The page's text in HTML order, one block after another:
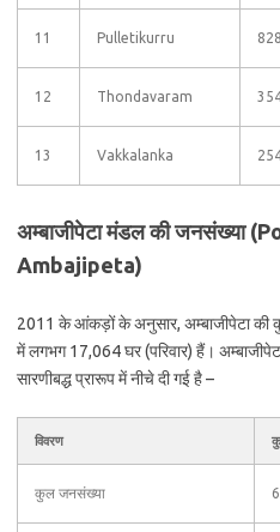
11 Pulletikurru 828
12 Thondavaram
13 Vakkalanka
अम्बाजीपेटा मंडल की जनसंख्या
Ambajipeta)
2011 के आंकड़ों के अनुसार, अम्बाजीपेटा की
में लगभग 17,064 घर (परिवार) हैं।
सारणीबद्ध प्रारूप में नीचे दी गई है –
विवरण
कुल जनसंख्या